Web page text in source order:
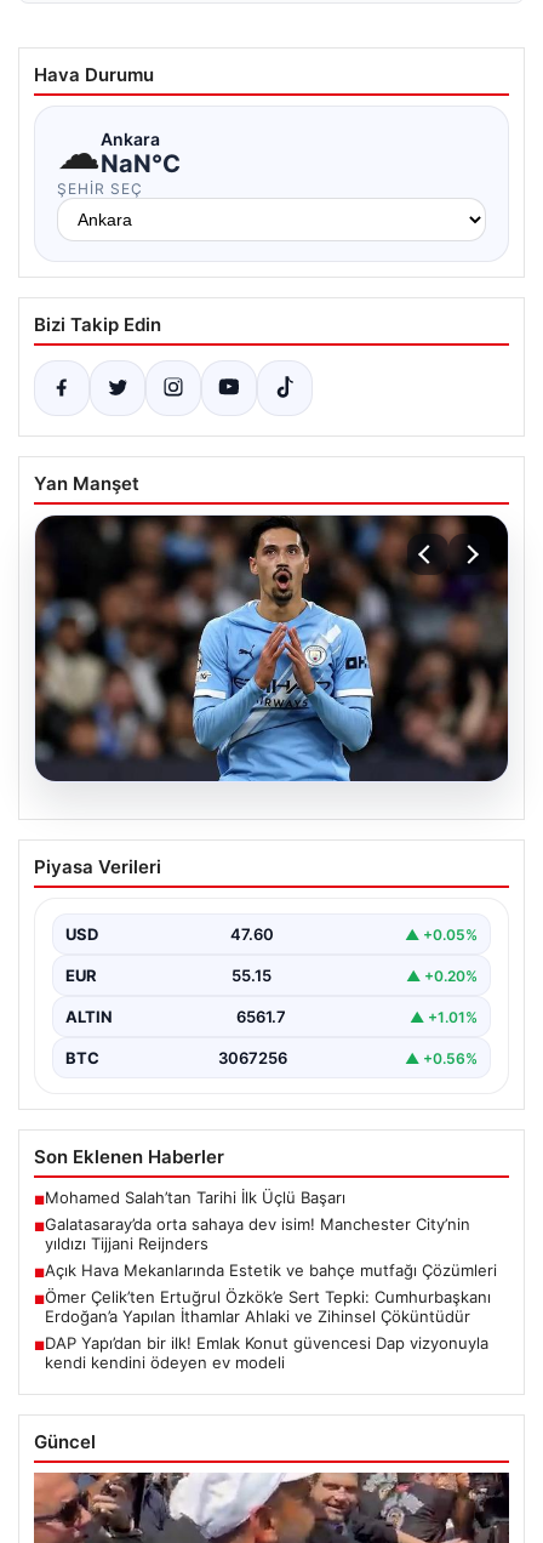
Hava Durumu
☁Ankara
NaN°C
ŞEHIR SEÇ
Bizi Takip Edin
Yan Manşet
04.08.2026
Galatasaray’da orta sahaya dev isim!
Manchester City’nin yıldızı Tijjani
Piyasa Verileri
USD 47.60 ▲ +0.05%
EUR 55.15 ▲ +0.20%
ALTIN 6561.7 ▲ +1.01%
BTC 3067256 ▲ +0.56%
Son Eklenen Haberler
■Mohamed Salah’tan Tarihi İlk Üçlü Başarı
■Galatasaray’da orta sahaya dev isim! Manchester City’nin
yıldızı Tijjani Reijnders
■Açık Hava Mekanlarında Estetik ve bahçe mutfağı Çözümleri
■Ömer Çelik’ten Ertuğrul Özkök’e Sert Tepki: Cumhurbaşkanı
Erdoğan’a Yapılan İthamlar Ahlaki ve Zihinsel Çöküntüdür
■DAP Yapı’dan bir ilk! Emlak Konut güvencesi Dap vizyonuyla
kendi kendini ödeyen ev modeli
Güncel